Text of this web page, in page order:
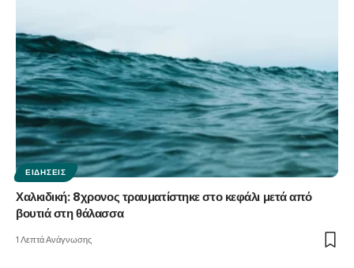
ΕΙΔΉΣΕΙΣ
Χαλκιδική: 8χρονος τραυματίστηκε στο κεφάλι μετά από
βουτιά στη θάλασσα
1 Λεπτά Ανάγνωσης